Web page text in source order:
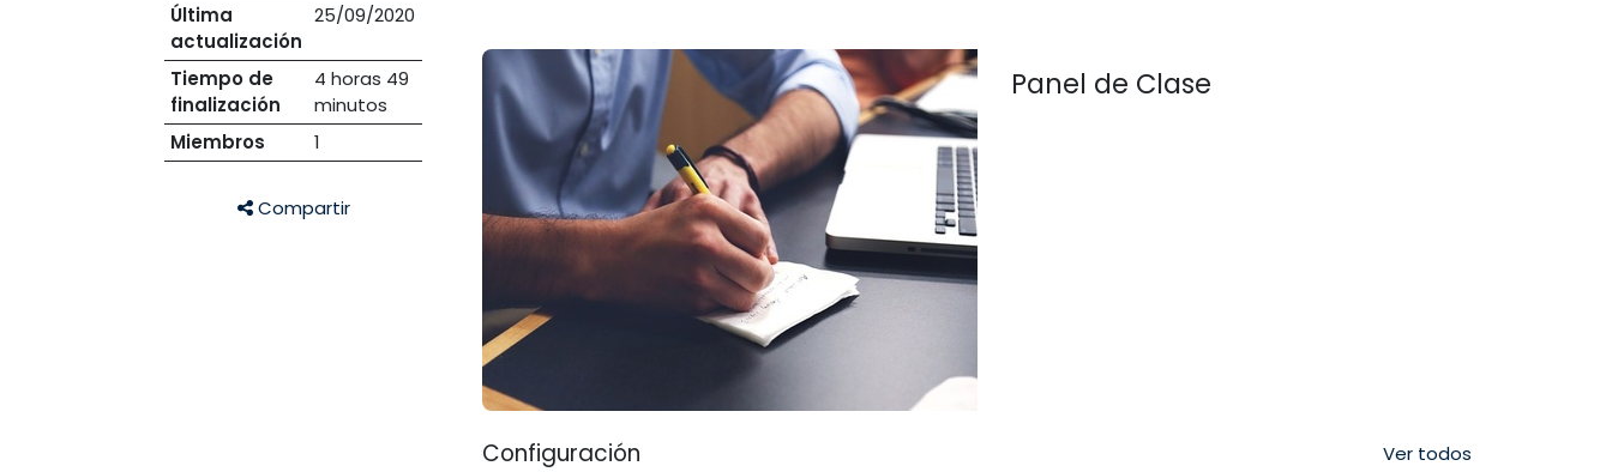
Última
actualización
25/09/2020
Tiempo de
finalización
4 horas 49
minutos
Miembros
1
Compartir
Panel de Clase
Configuración Ver todos